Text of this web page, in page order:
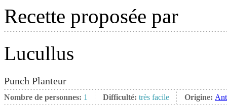
Recette proposée par
Lucullus
Punch Planteur
Nombre de personnes: 1 Difficulté: très facile Origine: